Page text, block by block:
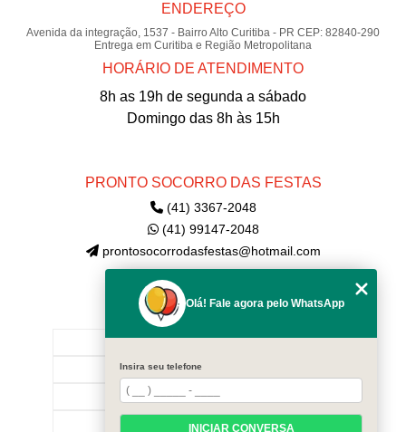
ENDEREÇO
Avenida da integração, 1537 - Bairro Alto Curitiba - PR CEP: 82840-290
Entrega em Curitiba e Região Metropolitana
HORÁRIO DE ATENDIMENTO
8h as 19h de segunda a sábado
Domingo das 8h às 15h
PRONTO SOCORRO DAS FESTAS
(41) 3367-2048
(41) 99147-2048
prontosocorrodasfestas@hotmail.com
MENU
INÍCIO
EMPRESA
CONTATE-NOS!
CATEGORIAS
Olá! Fale agora pelo WhatsApp
Insira seu telefone
INICIAR CONVERSA